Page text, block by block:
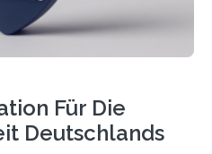
Für Die
Deutschlands